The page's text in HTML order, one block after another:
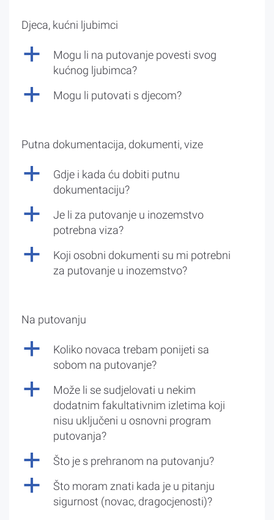
Djeca, kućni ljubimci
a
Mogu li na putovanje povesti svog
kućnog ljubimca?
a Mogu li putovati s djecom?
Putna dokumentacija, dokumenti, vize
a
Gdje i kada ću dobiti putnu
dokumentaciju?
a
Je li za putovanje u inozemstvo
potrebna viza?
a
Koji osobni dokumenti su mi potrebni
za putovanje u inozemstvo?
Na putovanju
a
Koliko novaca trebam ponijeti sa
sobom na putovanje?
a
Može li se sudjelovati u nekim
dodatnim fakultativnim izletima koji
nisu uključeni u osnovni program
putovanja?
a Što je s prehranom na putovanju?
a
Što moram znati kada je u pitanju
sigurnost (novac, dragocjenosti)?